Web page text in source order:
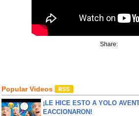
Share:
Popular Videos
¡LE HICE ESTO A YOLO
EACCIONARON!